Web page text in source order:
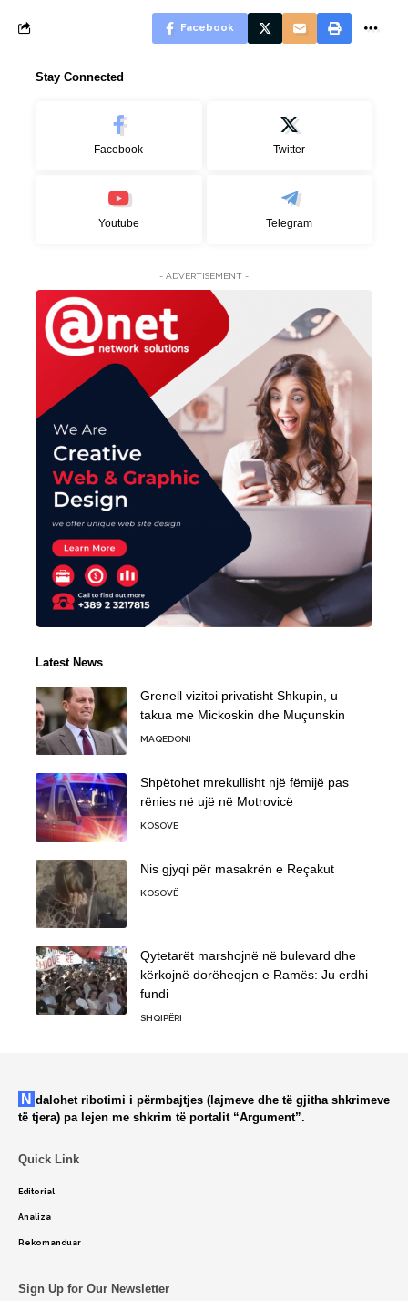
Facebook
Stay Connected
Facebook Twitter
Youtube Telegram
- ADVERTISEMENT -
Latest News
Grenell vizitoi privatisht Shkupin, u
takua me Mickoskin dhe Muçunskin
MAQEDONI
Shpëtohet mrekullisht një fëmijë pas
rënies në ujë në Motrovicë
KOSOVË
Nis gjyqi për masakrën e Reçakut
KOSOVË
Qytetarët marshojnë në bulevard dhe
kërkojnë dorëheqjen e Ramës: Ju erdhi
fundi
SHQIPËRI
Ndalohet ribotimi i përmbajtjes (lajmeve dhe të gjitha shkrimeve
të tjera) pa lejen me shkrim të portalit “Argument”.
Quick Link
Editorial
Analiza
Rekomanduar
Sign Up for Our Newsletter